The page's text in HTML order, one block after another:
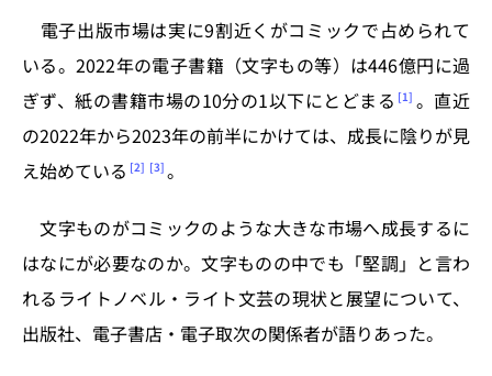
電子出版市場は実に9割近くがコミックで占められて
いる。2022年の電子書籍（文字もの等）は446億円に過
ぎず、紙の書籍市場の10分の1以下にとどまる 1 。直近
の2022年から2023年の前半にかけては、成長に陰りが見
え始めている 2 3 。
文字ものがコミックのような大きな市場へ成長するに
はなにが必要なのか。文字ものの中でも「堅調」と言わ
れるライトノベル・ライト文芸の現状と展望について、
出版社、電子書店・電子取次の関係者が語りあった。